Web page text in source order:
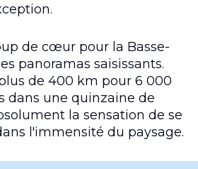
de cœur pour la Basse-
panoramas saisissants.
de 400 km pour 6 000
dans une quinzaine de
la sensation de se
l'immensité du paysage.